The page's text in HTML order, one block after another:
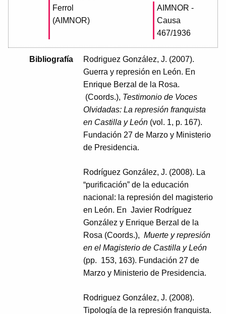
Ferrol
(AIMNOR)
AIMNOR -
Causa
467/1936
Bibliografía
Rodriguez González, J. (2007).
Guerra y represión en León. En
Enrique Berzal de la Rosa.
(Coords.), Testimonio de Voces
Olvidadas: La represión franquista
en Castilla y León(vol. 1, p. 167).
Fundación 27 de Marzo y Ministerio
de Presidencia.
Rodríguez González, J. (2008). La
“purificación” de la educación
nacional: la represión del magisterio
en León. En Javier Rodríguez
González y Enrique Berzal de la
Rosa (Coords.), Muerte y represión
en el Magisterio de Castilla y León
(pp. 153, 163). Fundación 27 de
Marzo y Ministerio de Presidencia.
Rodriguez González, J. (2008).
Tipología de la represión franquista.